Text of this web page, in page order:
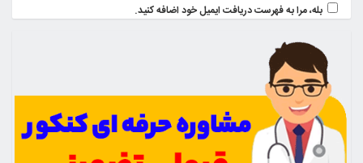
بله، مرا به فهرست دریافت ایمیل خود اضافه کنید.